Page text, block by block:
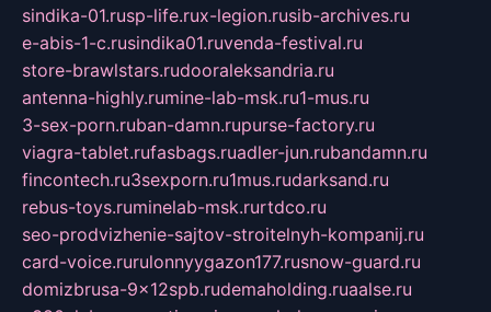
sindika-01.rusp-life.rux-legion.rusib-archives.ru
e-abis-1-c.rusindika01.ruvenda-festival.ru
store-brawlstars.rudooraleksandria.ru
antenna-highly.rumine-lab-msk.ru1-mus.ru
3-sex-porn.ruban-damn.rupurse-factory.ru
viagra-tablet.rufasbags.ruadler-jun.rubandamn.ru
fincontech.ru3sexporn.ru1mus.rudarksand.ru
rebus-toys.ruminelab-msk.rurtdco.ru
seo-prodvizhenie-sajtov-stroitelnyh-kompanij.ru
card-voice.rurulonnyygazon177.rusnow-guard.ru
domizbrusa-9x12spb.rudemaholding.ruaalse.ru